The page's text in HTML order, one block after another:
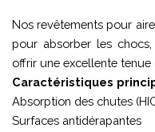
Nos revêtements pour
pour absorber les
offrir une excellente tenue
Caractéristiques
Absorption des chutes
Surfaces antidérapantes